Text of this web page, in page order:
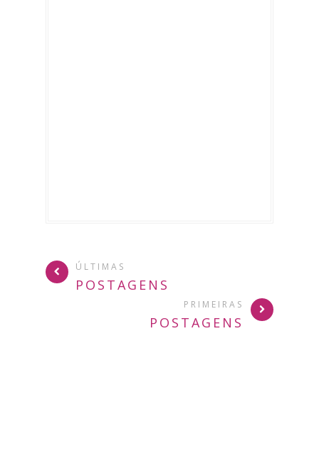
ÚLTIMAS
POSTAGENS
PRIMEIRAS
POSTAGENS